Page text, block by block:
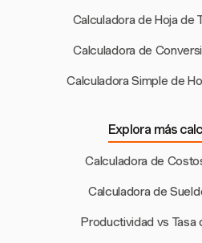
Calculadora de Hoja de
Calculadora de
Calculadora Simple de
Explora más
Calculadora de
Calculadora de
Productividad vs Tasa